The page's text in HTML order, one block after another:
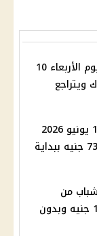
سعر الدولار مقابل الجنيه اليوم الأربعاء 10
ويتراجع
سعر الذهب اليوم الأربعاء 10 يونيو 2026
في مصر وعيار 24 يسجل 7331 جنيه ببداية
من
الجنسين برواتب حتى 14,774 جنيه وبدون